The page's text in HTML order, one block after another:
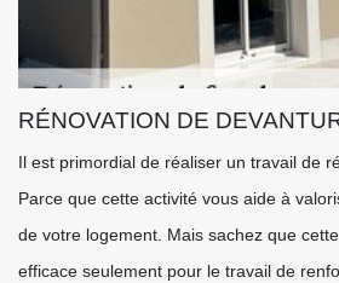
RÉNOVATION DE
Il est primordial de réaliser un travail de
Parce que cette activité vous aide à
de votre logement. Mais sachez que
efficace seulement pour le travail de